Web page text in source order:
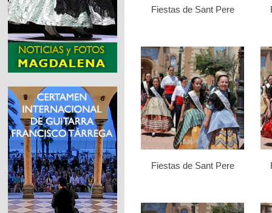
Fiestas de Sant Pere
Fiestas de Sant Pere